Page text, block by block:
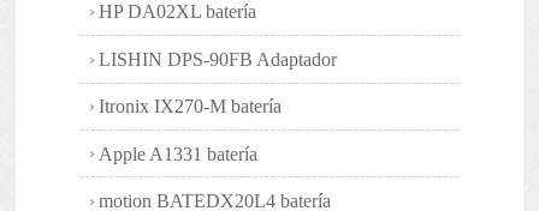
HP DA02XL batería
LISHIN DPS-90FB Adaptador
Itronix IX270-M batería
Apple A1331 batería
motion BATEDX20L4 batería